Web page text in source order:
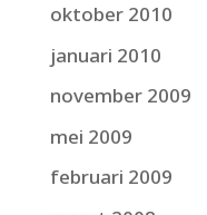
oktober 2010
januari 2010
november 2009
mei 2009
februari 2009